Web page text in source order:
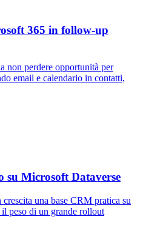
365 in follow-up
non perdere opportunità per
email e calendario in contatti,
su Microsoft Dataverse
una base CRM pratica su
peso di un grande rollout